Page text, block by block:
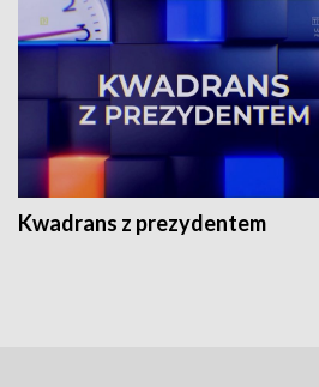
Kwadrans z prezydentem